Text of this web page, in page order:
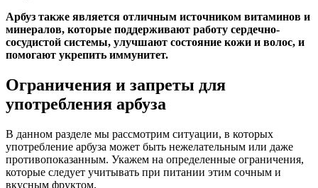
Арбуз также является отличным источником витаминов и
минералов, которые поддерживают работу сердечно-
сосудистой системы, улучшают состояние кожи и волос, и
помогают укрепить иммунитет.
Ограничения и запреты для
употребления арбуза
В данном разделе мы рассмотрим ситуации, в которых
употребление арбуза может быть нежелательным или даже
противопоказанным. Укажем на определенные ограничения,
которые следует учитывать при питании этим сочным и
вкусным фруктом.